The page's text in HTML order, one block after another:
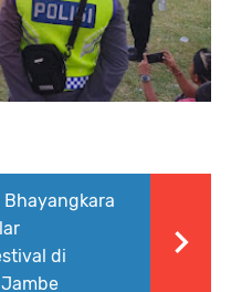
Bhayangkara
di